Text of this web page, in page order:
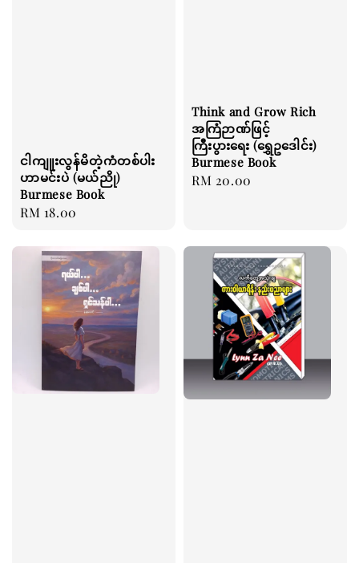
ငါကျူးလွန်မိတဲ့ကံတစ်ပါး
ဟာမင်းပဲ (မယ်ညို)
Burmese Book
Regular
RM 18.00
Think and Grow Rich
အကြံဉာဏ်ဖြင့်
ကြီးပွားရေး (ရွှေဥဒေါင်း)
Burmese Book
Regular
RM 20.00